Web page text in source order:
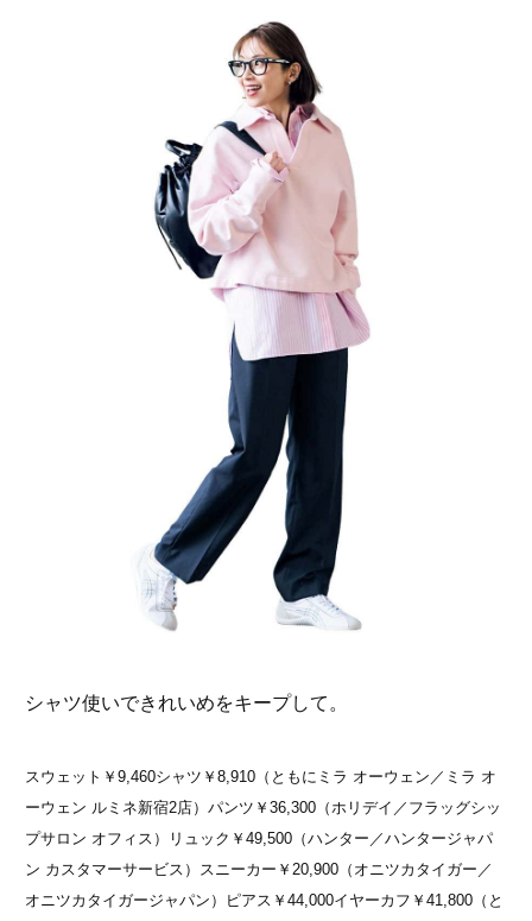
シャツ使いできれいめをキープして。
スウェット￥9,460シャツ￥8,910（ともにミラ オーウェン／ミラ オ
ーウェン ルミネ新宿2店）パンツ￥36,300（ホリデイ／フラッグシッ
プサロン オフィス）リュック￥49,500（ハンター／ハンタージャパ
ン カスタマーサービス）スニーカー￥20,900（オニツカタイガー／
オニツカタイガージャパン）ピアス￥44,000イヤーカフ￥41,800（と